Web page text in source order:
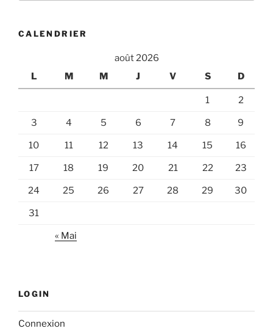
CALENDRIER
août 2026
L
M M J V S D
1 2
3 4 5 6 7 8 9
10 11 12 13 14 15 16
17 18 19 20 21 22 23
24 25 26 27 28 29 30
31
« Mai
LOGIN
Connexion